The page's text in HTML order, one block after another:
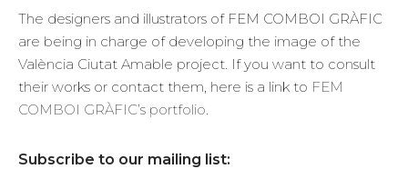
The designers and illustrators of FEM COMBOI GRÀFIC
are being in charge of developing the image of the
València Ciutat Amable project. If you want to consult
their works or contact them, here is a link to FEM
COMBOI GRÀFIC’s portfolio.
Subscribe to our mailing list: